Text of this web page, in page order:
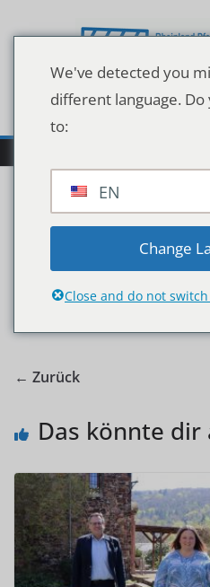
Inhalt
ich-
ich-schweige-fuer-dich
← Zurück
Das könnte dir
We've detected you
different language.
to:
EN
Change
Close and do not